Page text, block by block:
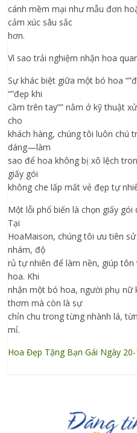
cánh mềm mại như mẫu đơn
cảm xúc sâu sắc
hơn.
Vì sao trải nghiệm nhận hoa
Sự khác biệt giữa một bó hoa
“”đẹp khi
cầm trên tay”” nằm ở kỹ thuật
cho
khách hàng, chúng tôi luôn chú
dáng—làm
sao để hoa không bị xô lệch
giấy gói
không che lấp mất vẻ đẹp tự
Một lỗi phổ biến là chọn giấy
Tại
HoaMaison, chúng tôi ưu tiên
nhám, độ
rủ tự nhiên để làm nền, giúp
hoa. Khi
nhận một bó hoa, người phụ nữ
thơm mà còn là sự
chỉn chu trong từng nhành lá,
mỉ.
Hoa Đẹp Tặng Bạn Gái Ngày